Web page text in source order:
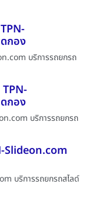
กอง
บริการรถยกรถ
กอง
บริการรถยกรถ
Slideon.com
บริการรถยกรถสไลด์